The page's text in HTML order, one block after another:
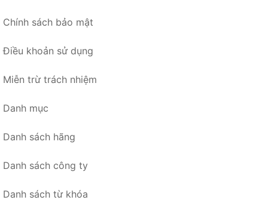
Chính sách bảo mật
Điều khoản sử dụng
Miễn trừ trách nhiệm
Danh mục
Danh sách hãng
Danh sách công ty
Danh sách từ khóa